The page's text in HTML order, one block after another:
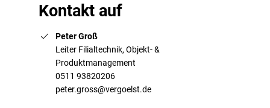
Kontakt auf
Peter Groß
Leiter Filialtechnik, Objekt- &
Produktmanagement
0511 93820206
peter.gross@vergoelst.de